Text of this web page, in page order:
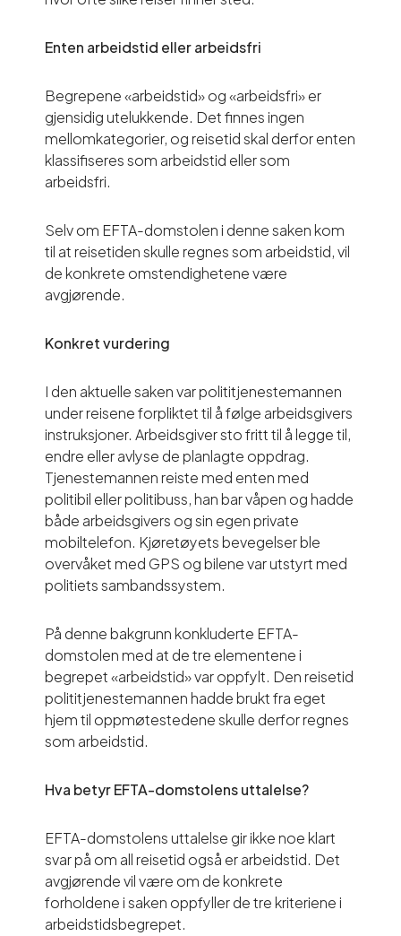
Enten arbeidstid eller arbeidsfri
Begrepene «arbeidstid» og «arbeidsfri» er
gjensidig utelukkende. Det finnes ingen
mellomkategorier, og reisetid skal derfor enten
klassifiseres som arbeidstid eller som
arbeidsfri.
Selv om EFTA-domstolen i denne saken kom
til at reisetiden skulle regnes som arbeidstid, vil
de konkrete omstendighetene være
avgjørende.
Konkret vurdering
I den aktuelle saken var polititjenestemannen
under reisene forpliktet til å følge arbeidsgivers
instruksjoner. Arbeidsgiver sto fritt til å legge til,
endre eller avlyse de planlagte oppdrag.
Tjenestemannen reiste med enten med
politibil eller politibuss, han bar våpen og hadde
både arbeidsgivers og sin egen private
mobiltelefon. Kjøretøyets bevegelser ble
overvåket med GPS og bilene var utstyrt med
politiets sambandssystem.
På denne bakgrunn konkluderte EFTA-
domstolen med at de tre elementene i
begrepet «arbeidstid» var oppfylt. Den reisetid
polititjenestemannen hadde brukt fra eget
hjem til oppmøtestedene skulle derfor regnes
som arbeidstid.
Hva betyr EFTA-domstolens uttalelse?
EFTA-domstolens uttalelse gir ikke noe klart
svar på om all reisetid også er arbeidstid. Det
avgjørende vil være om de konkrete
forholdene i saken oppfyller de tre kriteriene i
arbeidstidsbegrepet.